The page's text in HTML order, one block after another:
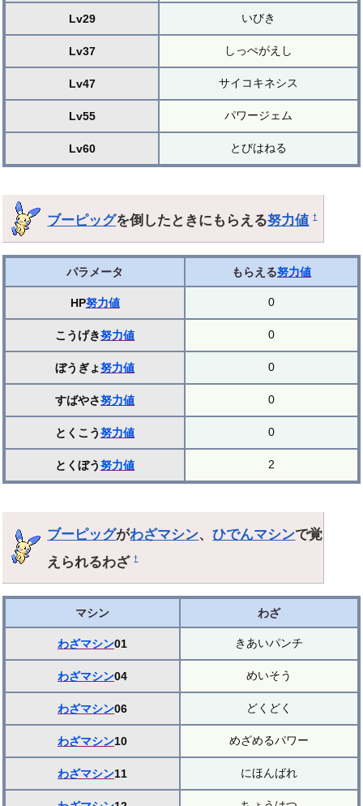
Lv29 いびき
Lv37 しっぺがえし
Lv47 サイコキネシス
Lv55 パワージェム
Lv60 とびはねる
ブーピッグを倒したときにもらえる努力値 †
パラメータ もらえる努力値
HP努力値 0
こうげき努力値 0
ぼうぎょ努力値 0
すばやさ努力値 0
とくこう努力値 0
とくぼう努力値 2
ブーピッグがわざマシン、ひでんマシンで覚
えられるわざ†
マシン わざ
わざマシン01 きあいパンチ
わざマシン04 めいそう
わざマシン06 どくどく
わざマシン10 めざめるパワー
わざマシン11 にほんばれ